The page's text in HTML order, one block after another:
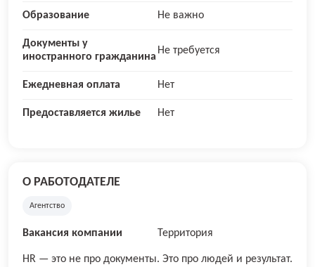
Образование Не важно
Документы у
иностранного гражданина
Не требуется
Ежедневная оплата Нет
Предоставляется жилье Нет
О РАБОТОДАТЕЛЕ
Агентство
Вакансия компании Территория
HR — это не про документы. Это про людей и результат.